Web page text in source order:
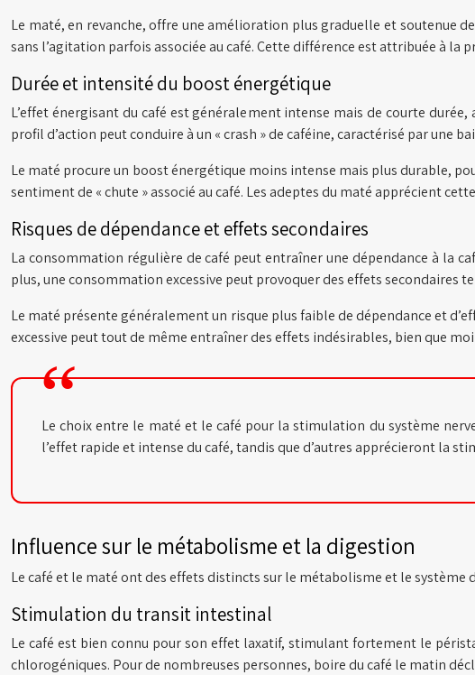
Le maté, en revanche, offre une amélioration plus graduelle et soutenue
sans l’agitation parfois associée au café. Cette différence est attribuée à
Durée et intensité du boost énergétique
L’effet énergisant du café est généralement intense mais de courte
profil d’action peut conduire à un « crash » de caféine, caractérisé par une
Le maté procure un boost énergétique moins intense mais plus durable,
sentiment de « chute » associé au café. Les adeptes du maté apprécient
Risques de dépendance et effets secondaires
La consommation régulière de café peut entraîner une dépendance à la
plus, une consommation excessive peut provoquer des effets secondaires
Le maté présente généralement un risque plus faible de dépendance et
excessive peut tout de même entraîner des effets indésirables, bien que
Le choix entre le maté et le café pour la stimulation du système
l’effet rapide et intense du café, tandis que d’autres apprécieront la
Influence sur le métabolisme et la digestion
Le café et le maté ont des effets distincts sur le métabolisme et le
Stimulation du transit intestinal
Le café est bien connu pour son effet laxatif, stimulant fortement le
chlorogéniques. Pour de nombreuses personnes, boire du café le matin